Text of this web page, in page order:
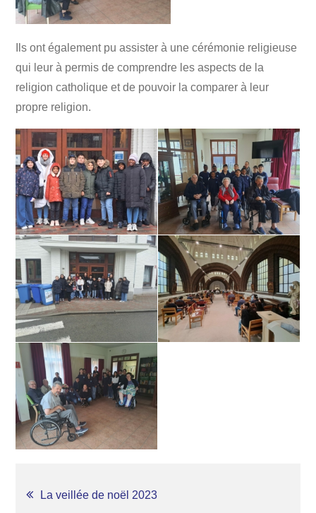
Ils ont également pu assister à une cérémonie religieuse
qui leur à permis de comprendre les aspects de la
religion catholique et de pouvoir la comparer à leur
propre religion.
NAVIGATION
La veillée de noël 2023